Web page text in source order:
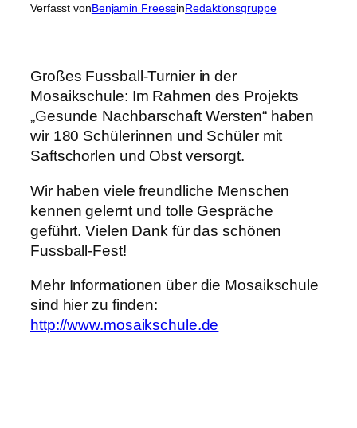
Verfasst vonBenjamin FreeseinRedaktionsgruppe
Großes Fussball-Turnier in der
Mosaikschule: Im Rahmen des Projekts
„Gesunde Nachbarschaft Wersten“ haben
wir 180 Schülerinnen und Schüler mit
Saftschorlen und Obst versorgt.
Wir haben viele freundliche Menschen
kennen gelernt und tolle Gespräche
geführt. Vielen Dank für das schönen
Fussball-Fest!
Mehr Informationen über die Mosaikschule
sind hier zu finden:
http://www.mosaikschule.de